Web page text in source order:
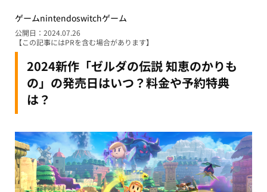
ゲームnintendoswitchゲーム
2024新作「ゼルダの伝説 知恵のかりも
の」の発売日はいつ？料金や予約特典
は？
公開日：2024.07.26
【この記事にはPRを含む場合があります】